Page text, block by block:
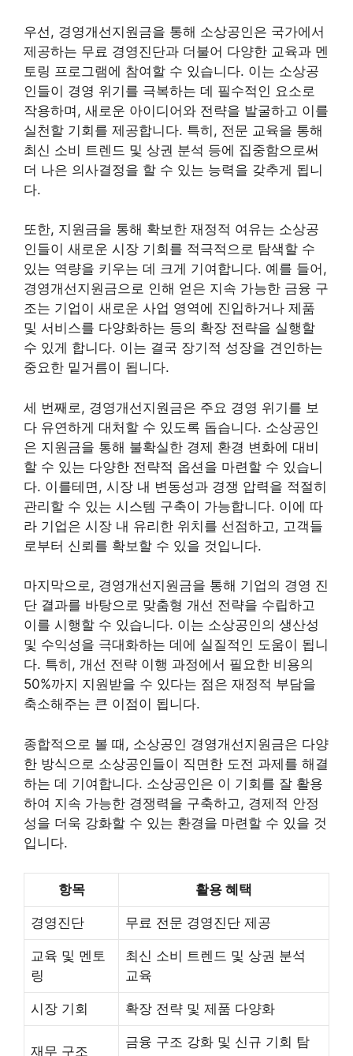
우선, 경영개선지원금을 통해 소상공인은 국가에서
제공하는 무료 경영진단과 더불어 다양한 교육과 멘
토링 프로그램에 참여할 수 있습니다. 이는 소상공
인들이 경영 위기를 극복하는 데 필수적인 요소로
작용하며, 새로운 아이디어와 전략을 발굴하고 이를
실천할 기회를 제공합니다. 특히, 전문 교육을 통해
최신 소비 트렌드 및 상권 분석 등에 집중함으로써
더 나은 의사결정을 할 수 있는 능력을 갖추게 됩니
다.
또한, 지원금을 통해 확보한 재정적 여유는 소상공
인들이 새로운 시장 기회를 적극적으로 탐색할 수
있는 역량을 키우는 데 크게 기여합니다. 예를 들어,
경영개선지원금으로 인해 얻은 지속 가능한 금융 구
조는 기업이 새로운 사업 영역에 진입하거나 제품
및 서비스를 다양화하는 등의 확장 전략을 실행할
수 있게 합니다. 이는 결국 장기적 성장을 견인하는
중요한 밑거름이 됩니다.
세 번째로, 경영개선지원금은 주요 경영 위기를 보
다 유연하게 대처할 수 있도록 돕습니다. 소상공인
은 지원금을 통해 불확실한 경제 환경 변화에 대비
할 수 있는 다양한 전략적 옵션을 마련할 수 있습니
다. 이를테면, 시장 내 변동성과 경쟁 압력을 적절히
관리할 수 있는 시스템 구축이 가능합니다. 이에 따
라 기업은 시장 내 유리한 위치를 선점하고, 고객들
로부터 신뢰를 확보할 수 있을 것입니다.
마지막으로, 경영개선지원금을 통해 기업의 경영 진
단 결과를 바탕으로 맞춤형 개선 전략을 수립하고
이를 시행할 수 있습니다. 이는 소상공인의 생산성
및 수익성을 극대화하는 데에 실질적인 도움이 됩니
다. 특히, 개선 전략 이행 과정에서 필요한 비용의
50%까지 지원받을 수 있다는 점은 재정적 부담을
축소해주는 큰 이점이 됩니다.
종합적으로 볼 때, 소상공인 경영개선지원금은 다양
한 방식으로 소상공인들이 직면한 도전 과제를 해결
하는 데 기여합니다. 소상공인은 이 기회를 잘 활용
하여 지속 가능한 경쟁력을 구축하고, 경제적 안정
성을 더욱 강화할 수 있는 환경을 마련할 수 있을 것
입니다.
항목 활용 혜택
경영진단 무료 전문 경영진단 제공
교육 및 멘토
링
최신 소비 트렌드 및 상권 분석
교육
시장 기회 확장 전략 및 제품 다양화
재무 구조
금융 구조 강화 및 신규 기회 탐